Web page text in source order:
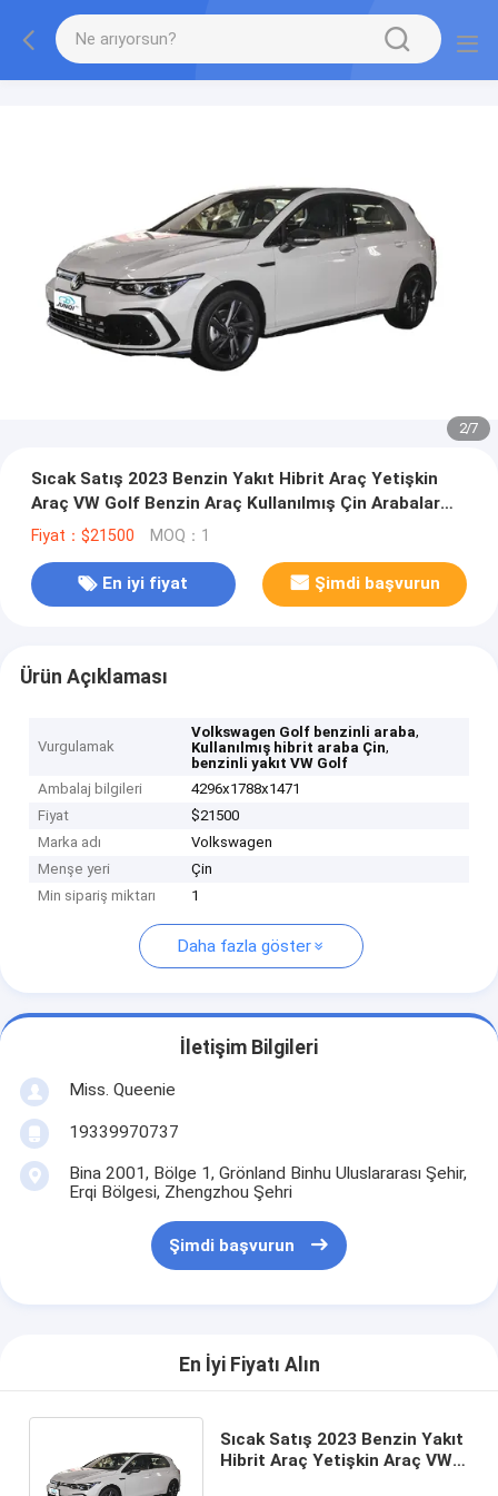
2/7
Sıcak Satış 2023 Benzin Yakıt Hibrit Araç Yetişkin
Araç VW Golf Benzin Araç Kullanılmış Çin Arabalar
Otomobil
Fiyat：$21500 MOQ：1
En iyi fiyat Şimdi başvurun
Ürün Açıklaması
Vurgulamak
Volkswagen Golf benzinli araba,
Kullanılmış hibrit araba Çin,
benzinli yakıt VW Golf
Ambalaj bilgileri
4296x1788x1471
Fiyat
$21500
Marka adı
Volkswagen
Menşe yeri
Çin
Min sipariş miktarı
1
Daha fazla göster
İletişim Bilgileri
Miss. Queenie
19339970737
Bina 2001, Bölge 1, Grönland Binhu Uluslararası Şehir,
Erqi Bölgesi, Zhengzhou Şehri
Şimdi başvurun
En İyi Fiyatı Alın
Sıcak Satış 2023 Benzin Yakıt
Hibrit Araç Yetişkin Araç VW